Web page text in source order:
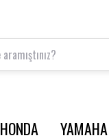
HONDA YAMAHA